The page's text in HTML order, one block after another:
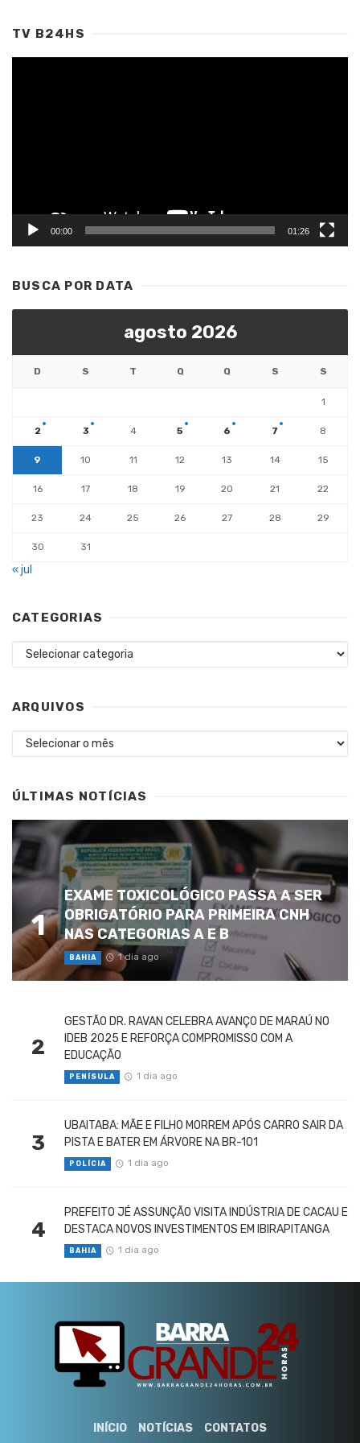
TV B24HS
00:00 01:26
BUSCA POR DATA
agosto 2026
D S T Q Q S S
1
2 3 4 5 6 7 8
9 10 11 12 13 14 15
16 17 18 19 20 21 22
23 24 25 26 27 28 29
30 31
« jul
CATEGORIAS
Categorias
ARQUIVOS
Arquivos
ÚLTIMAS NOTÍCIAS
1
EXAME TOXICOLÓGICO PASSA A SER
OBRIGATÓRIO PARA PRIMEIRA CNH
NAS CATEGORIAS A E B
BAHIA 1 dia ago
2
GESTÃO DR. RAVAN CELEBRA AVANÇO DE MARAÚ NO
IDEB 2025 E REFORÇA COMPROMISSO COM A
EDUCAÇÃO
PENÍSULA 1 dia ago
3
UBAITABA: MÃE E FILHO MORREM APÓS CARRO SAIR DA
PISTA E BATER EM ÁRVORE NA BR-101
POLÍCIA 1 dia ago
4
PREFEITO JÉ ASSUNÇÃO VISITA INDÚSTRIA DE CACAU E
DESTACA NOVOS INVESTIMENTOS EM IBIRAPITANGA
BAHIA 1 dia ago
INÍCIO NOTÍCIAS CONTATOS